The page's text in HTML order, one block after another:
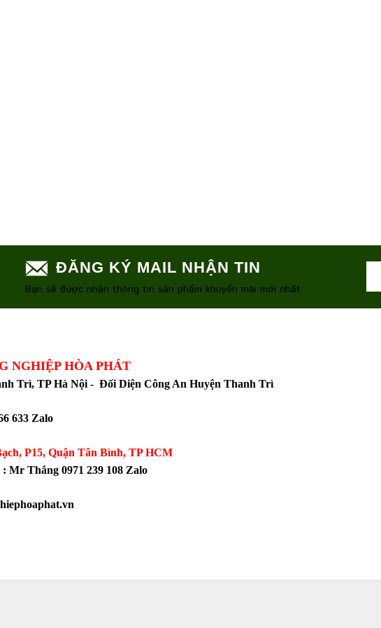
ĐĂNG KÝ MAIL NHẬN TIN
Bạn sẽ được nhận thông tin sản phẩm khuyến mãi mới nhất
HÒA PHÁT
Trì, TP Hà Nội - Đối Diện Công An Huyện Thanh Trì
Zalo
P15, Quận Tân Bình, TP HCM
Mr Thắng 0971 239 108 Zalo